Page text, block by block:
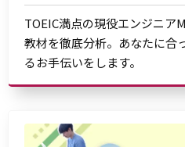
TOEIC満点の現役エンジニア
教材を徹底分析。あなたに合
るお手伝いをします。